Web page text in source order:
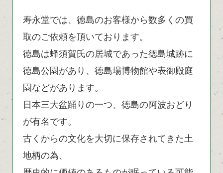
寿永堂では、徳島のお客様から数多くの買
取のご依頼を頂いております。
徳島は蜂須賀氏の居城であった徳島城跡に
徳島公園があり、徳島場博物館や表御殿庭
園などがあります。
日本三大盆踊りの一つ、徳島の阿波おどり
が有名です。
古くからの文化を大切に保存されてきた土
地柄の為、